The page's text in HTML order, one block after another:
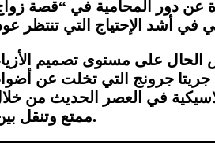
عن دور المحامية في “قصة
أشد الإحتياج التي تنتظر
على مستوى تصميم
جرونج التي تخلت عن أضواء
في العصر الحديث من
ممتع وتنقل بين زمنين بتمكن مذهل.